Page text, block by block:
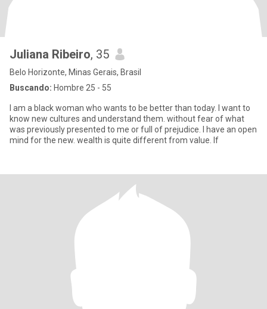
Juliana Ribeiro, 35
Belo Horizonte, Minas Gerais, Brasil
Buscando: Hombre 25 - 55
I am a black woman who wants to be better than today. I want to
know new cultures and understand them. without fear of what
was previously presented to me or full of prejudice. I have an open
mind for the new. wealth is quite different from value. If